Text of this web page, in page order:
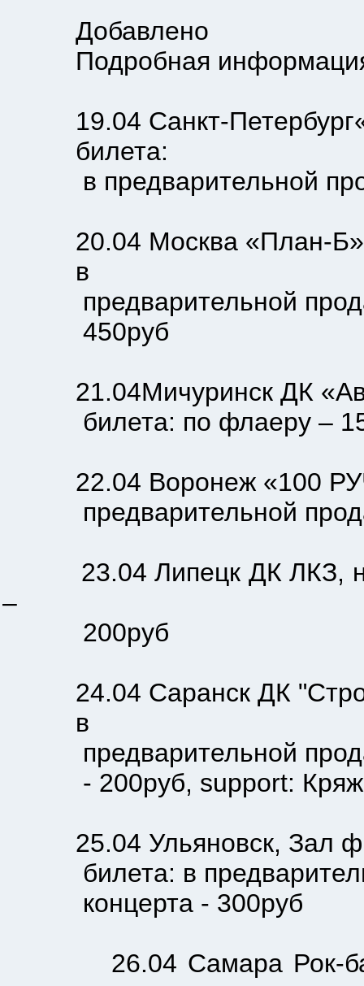
Добавлено
Подробная информация
19.04 Санкт-
билета:
в предварительной
20.04 Москва «План-Б»
в
предварительной
450руб
21.04Мичуринск ДК
билета: по флаеру –
22.04 Воронеж «100
предварительной
23.04 Липецк ДК ЛКЗ,
–
200руб
24.04 Саранск ДК
в
предварительной
- 200руб, support:
25.04 Ульяновск, Зал
билета: в
концерта - 300руб
26.04 Самара Рок-бар